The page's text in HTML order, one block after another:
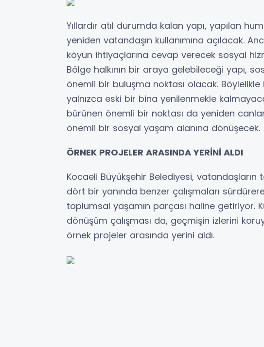
Yıllardır atıl durumda kalan yapı, yapılan
yeniden vatandaşın kullanımına açılacak.
köyün ihtiyaçlarına cevap verecek sosyal
Bölge halkının bir araya gelebileceği yapı,
önemli bir buluşma noktası olacak. Böylelikle
yalnızca eski bir bina yenilenmekle
bürünen önemli bir noktası da yeniden
önemli bir sosyal yaşam alanına dönüşecek.
ÖRNEK PROJELER ARASINDA YERİNİ ALDI
Kocaeli Büyükşehir Belediyesi,
dört bir yanında benzer çalışmaları
toplumsal yaşamın parçası haline getiriyor.
dönüşüm çalışması da, geçmişin izlerini
örnek projeler arasında yerini aldı.